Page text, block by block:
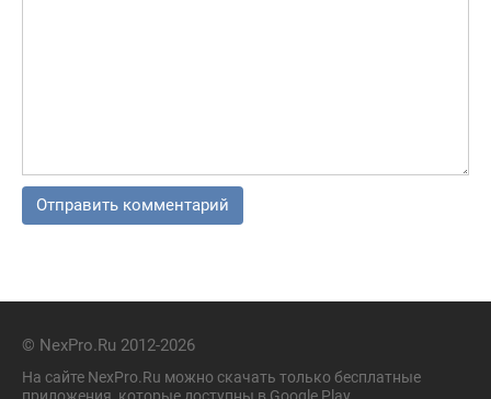
© NexPro.Ru 2012-2026
На сайте NexPro.Ru можно скачать только бесплатные
приложения, которые доступны в Google Play